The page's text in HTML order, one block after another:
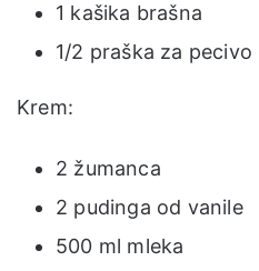
1 kašika brašna
1/2 praška za pecivo
Krem:
2 žumanca
2 pudinga od vanile
500 ml mleka